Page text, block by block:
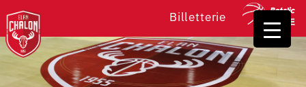
Billetterie